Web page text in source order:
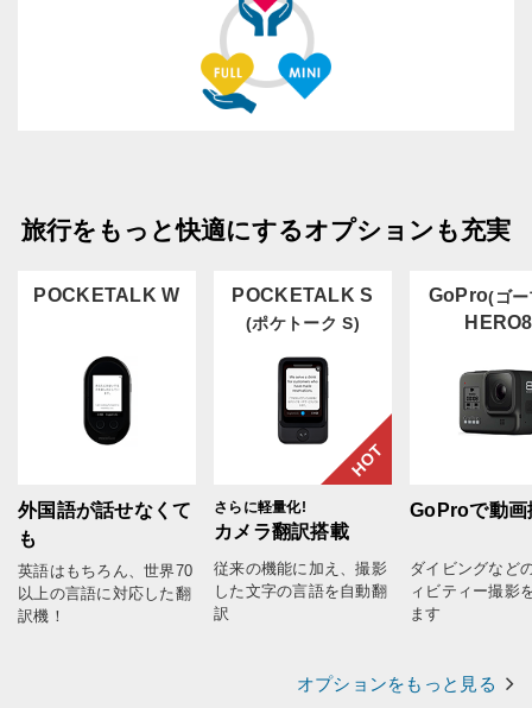
旅行をもっと快適にするオプションも充実
POCKETALK W
外国語が話せなくて
も
英語はもちろん、世界70
以上の言語に対応した翻
訳機！
POCKETALK S
(ポケトーク S)
HOT
さらに軽量化!
カメラ翻訳搭載
従来の機能に加え、撮影
した文字の言語を自動翻
訳
GoPro(ゴ
HERO8
GoProで動画
ダイビングなど
ィビティー撮影
ます
オプションをもっと見る